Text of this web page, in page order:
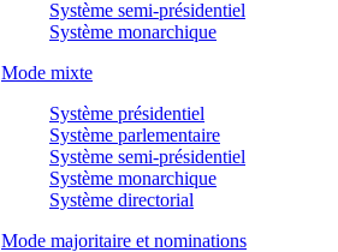
Système semi-présidentiel
Système monarchique
Mode mixte
Système présidentiel
Système parlementaire
Système semi-présidentiel
Système monarchique
Système directorial
Mode majoritaire et nominations